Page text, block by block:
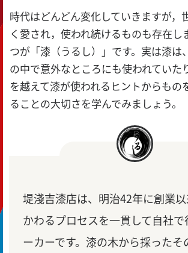
時代はどんどん変化していきますが，
く愛され，使われ続けるものも存在し
つが「漆（うるし）」です。実は漆は
の中で意外なところにも使われていた
を越えて漆が使われるヒントからもの
ることの大切さを学んでみましょう。
堤淺吉漆店は、明治42年に創業
かわるプロセスを一貫して自社で
ーカーです。漆の木から採ったそ